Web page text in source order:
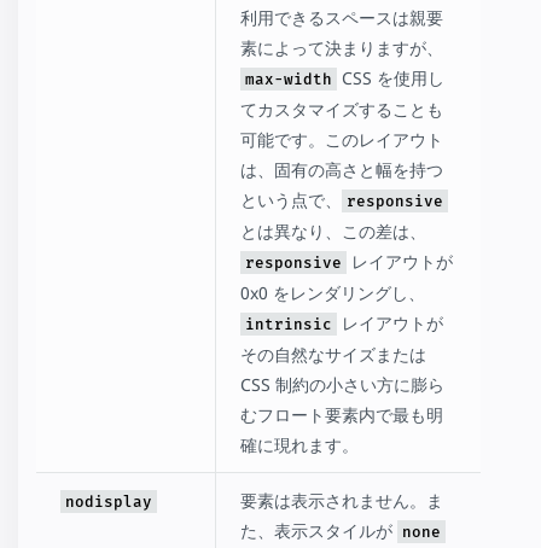
利用できるスペースは親要
素によって決まりますが、
max-width
CSS を使用し
てカスタマイズすることも
可能です。このレイアウト
は、固有の高さと幅を持つ
という点で、
responsive
とは異なり、この差は、
responsive
レイアウトが
0x0 をレンダリングし、
intrinsic
レイアウトが
その自然なサイズまたは
CSS 制約の小さい方に膨ら
むフロート要素内で最も明
確に現れます。
nodisplay
要素は表示されません。ま
た、表示スタイルが none